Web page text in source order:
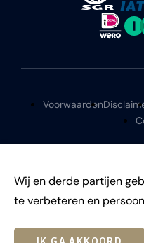
Wij en derde partijen
te verbeteren en
Voorwaarden